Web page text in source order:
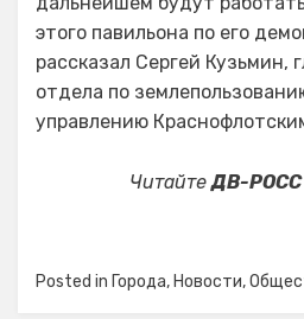
этого павильона по его
рассказал Сергей Кузьмин,
отдела по
управлению
ЧитайтеДВ-РОСС
Posted in Города, Новости,